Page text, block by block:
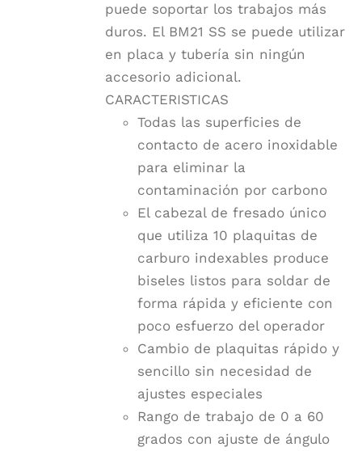
puede soportar los trabajos más
duros. El BM21 SS se puede utilizar
en placa y tubería sin ningún
accesorio adicional.
CARACTERISTICAS
Todas las superficies de
contacto de acero inoxidable
para eliminar la
contaminación por carbono
El cabezal de fresado único
que utiliza 10 plaquitas de
carburo indexables produce
biseles listos para soldar de
forma rápida y eficiente con
poco esfuerzo del operador
Cambio de plaquitas rápido y
sencillo sin necesidad de
ajustes especiales
Rango de trabajo de 0 a 60
grados con ajuste de ángulo